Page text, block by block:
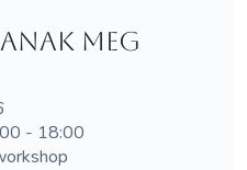
meg
- 18:00